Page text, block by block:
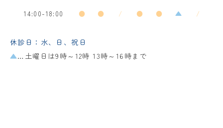
14:00-18:00 ● ● / ● ● ▲ /
休診日：水、日、祝日
▲…土曜日は9時～12時 13時～16時まで